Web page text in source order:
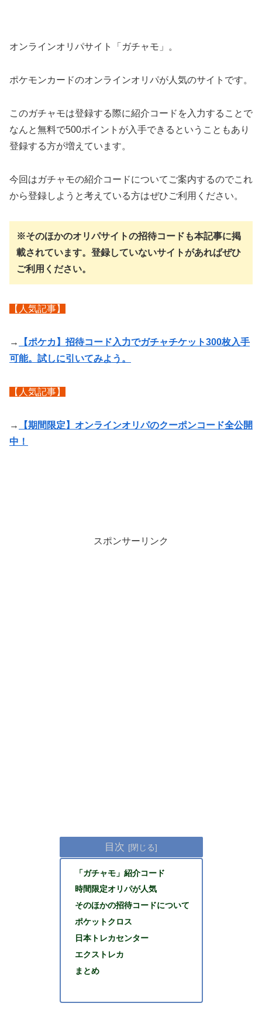
オンラインオリパサイト「ガチャモ」。
ポケモンカードのオンラインオリパが人気のサイトです。
このガチャモは登録する際に紹介コードを入力することで
なんと無料で500ポイントが入手できるということもあり
登録する方が増えています。
今回はガチャモの紹介コードについてご案内するのでこれ
から登録しようと考えている方はぜひご利用ください。
※そのほかのオリパサイトの招待コードも本記事に掲
載されています。登録していないサイトがあればぜひ
ご利用ください。
【人気記事】
→
【ポケカ】招待コード入力でガチャチケット300枚入手
可能。試しに引いてみよう。
【人気記事】
→
【期間限定】オンラインオリパのクーポンコード全公開
中！
スポンサーリンク
目次
「ガチャモ」紹介コード
時間限定オリパが人気
そのほかの招待コードについて
ポケットクロス
日本トレカセンター
エクストレカ
まとめ